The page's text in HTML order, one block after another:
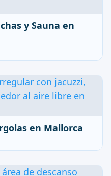
y Sauna en
en Mallorca